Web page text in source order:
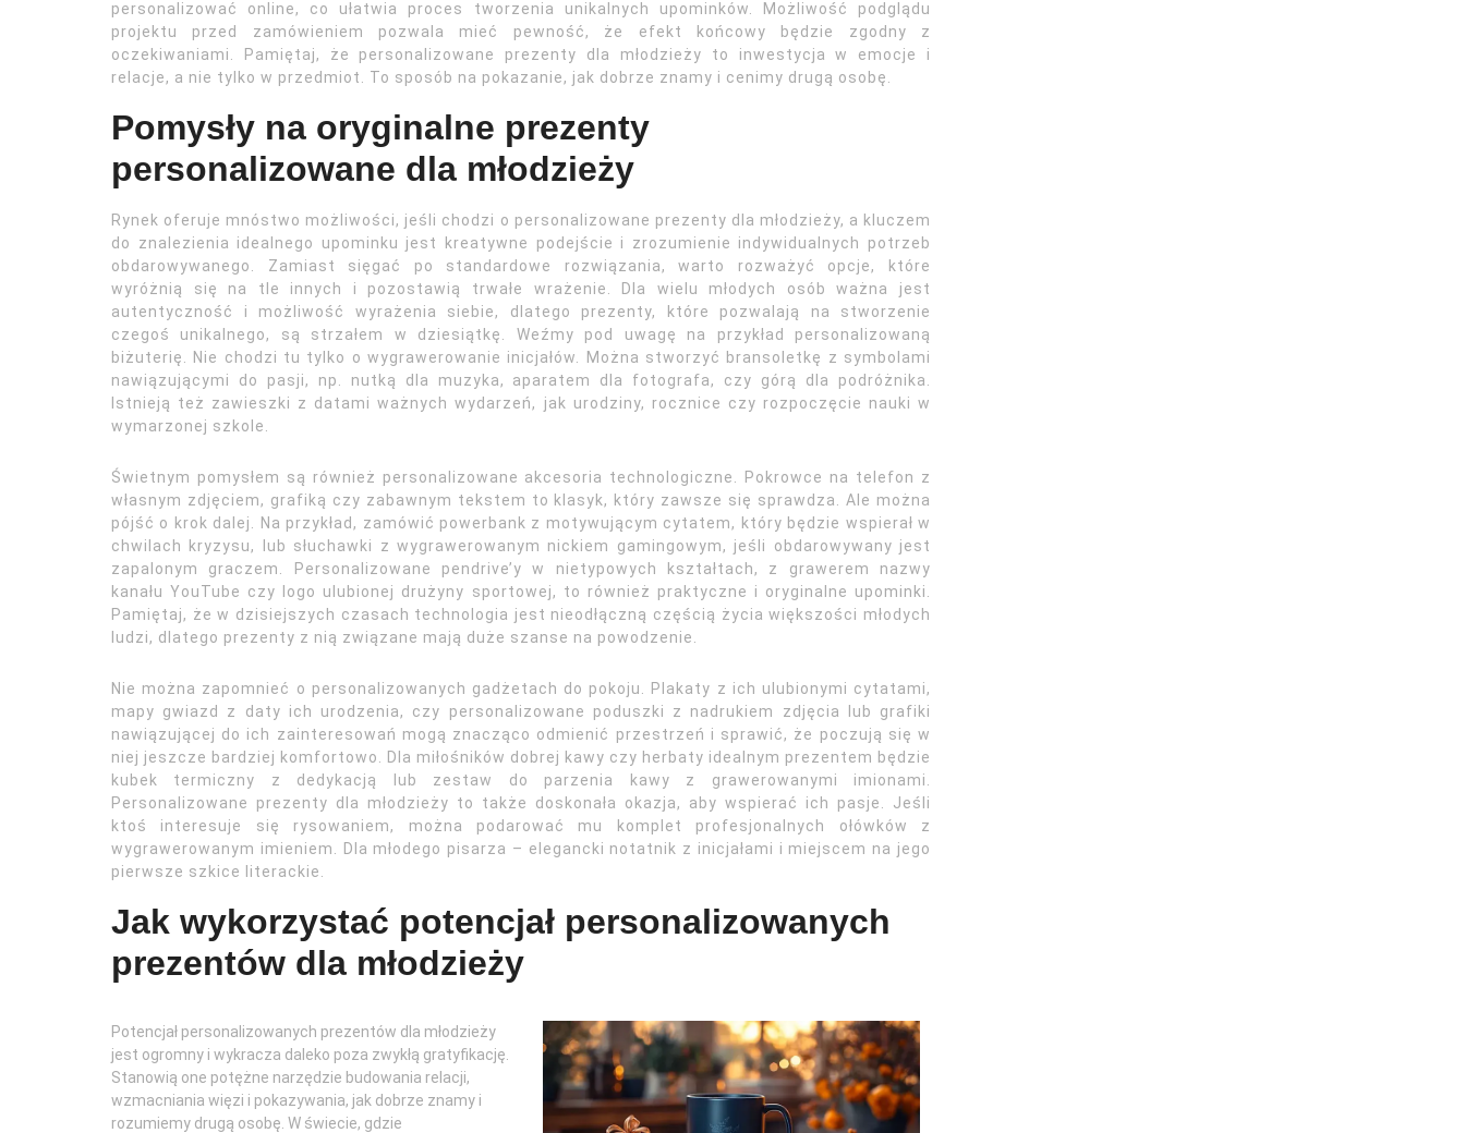
personalizować online, co ułatwia proces tworzenia unikalnych upominków. Możliwość podglądu
projektu przed zamówieniem pozwala mieć pewność, że efekt końcowy będzie zgodny z
oczekiwaniami. Pamiętaj, że personalizowane prezenty dla młodzieży to inwestycja w emocje i
relacje, a nie tylko w przedmiot. To sposób na pokazanie, jak dobrze znamy i cenimy drugą osobę.
Pomysły na oryginalne prezenty
personalizowane dla młodzieży
Rynek oferuje mnóstwo możliwości, jeśli chodzi o personalizowane prezenty dla młodzieży, a kluczem
do znalezienia idealnego upominku jest kreatywne podejście i zrozumienie indywidualnych potrzeb
obdarowywanego. Zamiast sięgać po standardowe rozwiązania, warto rozważyć opcje, które
wyróżnią się na tle innych i pozostawią trwałe wrażenie. Dla wielu młodych osób ważna jest
autentyczność i możliwość wyrażenia siebie, dlatego prezenty, które pozwalają na stworzenie
czegoś unikalnego, są strzałem w dziesiątkę. Weźmy pod uwagę na przykład personalizowaną
biżuterię. Nie chodzi tu tylko o wygrawerowanie inicjałów. Można stworzyć bransoletkę z symbolami
nawiązującymi do pasji, np. nutką dla muzyka, aparatem dla fotografa, czy górą dla podróżnika.
Istnieją też zawieszki z datami ważnych wydarzeń, jak urodziny, rocznice czy rozpoczęcie nauki w
wymarzonej szkole.
Świetnym pomysłem są również personalizowane akcesoria technologiczne. Pokrowce na telefon z
własnym zdjęciem, grafiką czy zabawnym tekstem to klasyk, który zawsze się sprawdza. Ale można
pójść o krok dalej. Na przykład, zamówić powerbank z motywującym cytatem, który będzie wspierał w
chwilach kryzysu, lub słuchawki z wygrawerowanym nickiem gamingowym, jeśli obdarowywany jest
zapalonym graczem. Personalizowane pendrive’y w nietypowych kształtach, z grawerem nazwy
kanału YouTube czy logo ulubionej drużyny sportowej, to również praktyczne i oryginalne upominki.
Pamiętaj, że w dzisiejszych czasach technologia jest nieodłączną częścią życia większości młodych
ludzi, dlatego prezenty z nią związane mają duże szanse na powodzenie.
Nie można zapomnieć o personalizowanych gadżetach do pokoju. Plakaty z ich ulubionymi cytatami,
mapy gwiazd z daty ich urodzenia, czy personalizowane poduszki z nadrukiem zdjęcia lub grafiki
nawiązującej do ich zainteresowań mogą znacząco odmienić przestrzeń i sprawić, że poczują się w
niej jeszcze bardziej komfortowo. Dla miłośników dobrej kawy czy herbaty idealnym prezentem będzie
kubek termiczny z dedykacją lub zestaw do parzenia kawy z grawerowanymi imionami.
Personalizowane prezenty dla młodzieży to także doskonała okazja, aby wspierać ich pasje. Jeśli
ktoś interesuje się rysowaniem, można podarować mu komplet profesjonalnych ołówków z
wygrawerowanym imieniem. Dla młodego pisarza – elegancki notatnik z inicjałami i miejscem na jego
pierwsze szkice literackie.
Jak wykorzystać potencjał personalizowanych
prezentów dla młodzieży
Potencjał personalizowanych prezentów dla młodzieży
jest ogromny i wykracza daleko poza zwykłą gratyfikację.
Stanowią one potężne narzędzie budowania relacji,
wzmacniania więzi i pokazywania, jak dobrze znamy i
rozumiemy drugą osobę. W świecie, gdzie